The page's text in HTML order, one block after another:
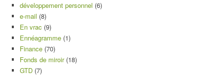
développement personnel (6)
e-mail (8)
En vrac (9)
Ennéagramme (1)
Finance (70)
Fonds de miroir(18)
GTD (7)